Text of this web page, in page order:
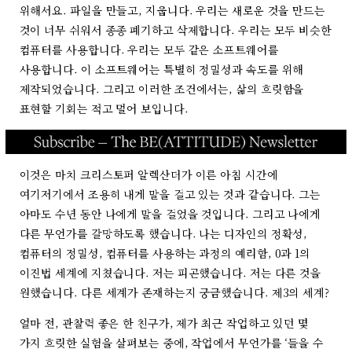
위해서요. 파일을 만들고, 지웁니다. 우리는 새로운 것을 만드는
것이 너무 쉬워서 종종 폐기하고 삭제합니다. 우리는 모두 비슷한
컴퓨터를 사용합니다. 우리는 모두 같은 소프트웨어를
사용합니다. 이 소프트웨어는 특별히 정밀성과 속도를 위해
제작되었습니다. 그리고 이러한 조건에서는, 삶의 흐릿함을
표현할 기회는 적고 멀어 보입니다.
이것은 마치 크리스토퍼 알렉산더가 이른 아침 시간에
여기저기에서 조용히 내게 말을 걸고 있는 것과 같습니다. 그는
아마도 수년 동안 나에게 말을 걸었을 것입니다. 그리고 나에게
다른 무언가를 갈망하도록 했습니다. 나는 디자인의 정확성,
컴퓨터의 정밀성, 컴퓨터를 사용하는 과정의 예리함, 0과 1의
이진법 세계에 지쳤습니다. 저는 피곤했습니다. 저는 다른 것을
원했습니다. 다른 세계가 존재하는지 궁금했습니다. 제3의 세계?
얼마 전, 관찰력 좋은 한 친구가, 제가 최근 작업하고 있던 몇
가지 흐릿한 실험을 살펴보는 중에, 작업에서 무언가를 ‘들을 수